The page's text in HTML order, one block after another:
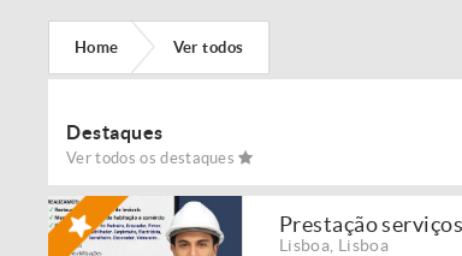
Home Ver todos
Destaques
Ver todos os destaques
Prestação
Lisboa Lisboa